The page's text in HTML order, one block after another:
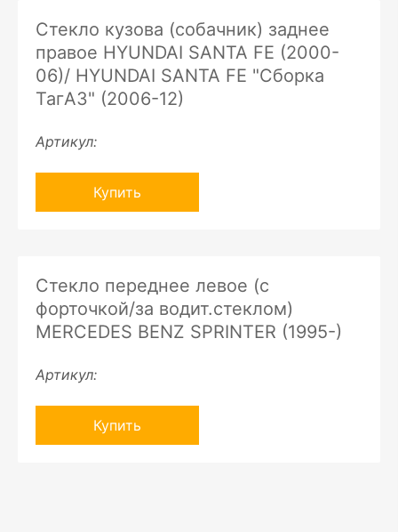
Стекло кузова (собачник) заднее
правое HYUNDAI SANTA FE (2000-
06)/ HYUNDAI SANTA FE "Сборка
ТагАЗ" (2006-12)
Артикул:
Купить
Стекло переднее левое (с
форточкой/за водит.стеклом)
MERCEDES BENZ SPRINTER (1995-)
Артикул:
Купить